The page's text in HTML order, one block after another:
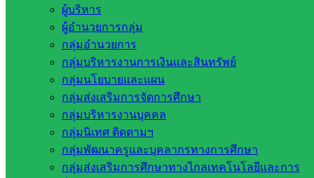
ผู้บริหาร
ผู้อำนวยการกลุ่ม
กลุ่มอำนวยการ
กลุ่มบริหารงานการเงินและสินทรัพย์
กลุ่มนโยบายและแผน
กลุ่มส่งเสริมการจัดการศึกษา
กลุ่มบริหารงานบุคคล
กลุ่มนิเทศ ติดตามฯ
กลุ่มพัฒนาครูและบุคลากรทางการศึกษา
กลุ่มส่งเสริมการศึกษาทางไกลเทคโนโลยีและการ
กลุ่มส่งเสริมการจัดการศึกษา
วันอังคารที่ ๒๘ มีนาคม ๒๕๖๖ เวลา ๑๓.๓๐ น. นายชัยนรินท์ ว
สอื้นรัมย์ ผู้อำนวยการสำนักงานเขตพื้นที่การศึกษาประถม
ศึกษาสระแก้ว เขต ๒ มอบหมายให้นางภานุรังษี ทาประเสริฐ ผู้
อำนวยการ กลุ่มส่งเสริมการจัดการศึกษา เข้าร่วมการประชุม
คณะกรรมการศูนย์อำนวยการป้องกันและปราบปรามยาเสพติด
จังหวัดสระแก้ว ครั้งที่ ๓/๒๕๖๖ โดยมีนายปริญญา โพธิสัตย์ ผู้ว่า
ราชการจังหวัดสระแก้ว เป็นประธานในการประชุมครั้งนี้ ณ
ห้องประชุมบูรพา ชั้น ๔ ศาลากลางจังหวัดสระแก้ว